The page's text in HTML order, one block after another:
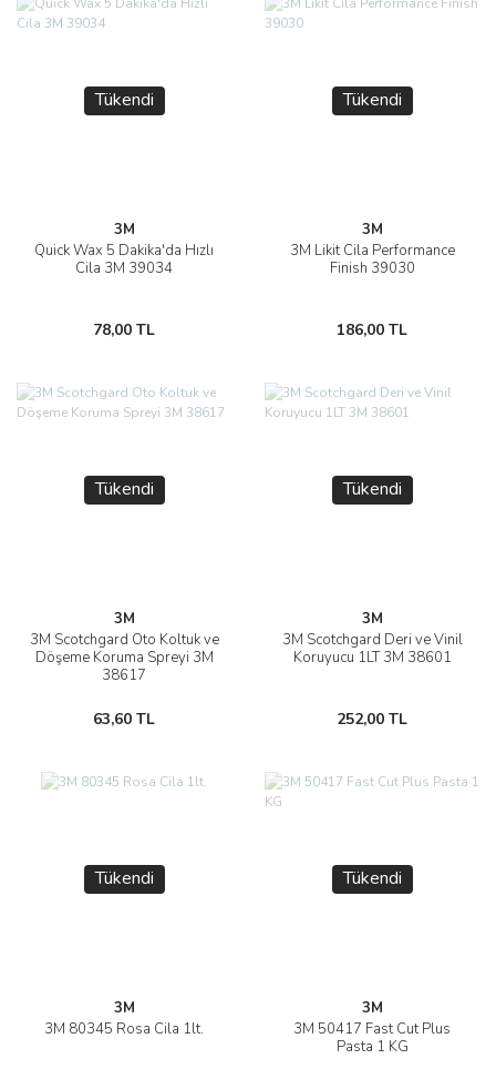
Tükendi
3M
Quick Wax 5 Dakika'da Hızlı
Cila 3M 39034
78,00 TL
Tükendi
3M
3M Likit Cila Performance
Finish 39030
186,00 TL
Tükendi
3M
3M Scotchgard Oto Koltuk ve
Döşeme Koruma Spreyi 3M
38617
63,60 TL
Tükendi
3M
3M Scotchgard Deri ve Vinil
Koruyucu 1LT 3M 38601
252,00 TL
Tükendi
3M
3M 80345 Rosa Cila 1lt.
Tükendi
3M
3M 50417 Fast Cut Plus
Pasta 1 KG